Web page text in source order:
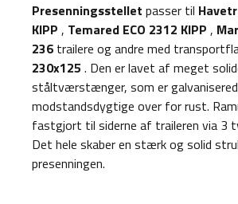
Presenningsstellet passer til
KIPP , Temared ECO 2312 KIPP ,
236 trailere og andre med
230x125 . Den er lavet af meget
ståltværstænger, som er
modstandsdygtige over for rust.
fastgjort til siderne af traileren via 3
Det hele skaber en stærk og solid
presenningen.